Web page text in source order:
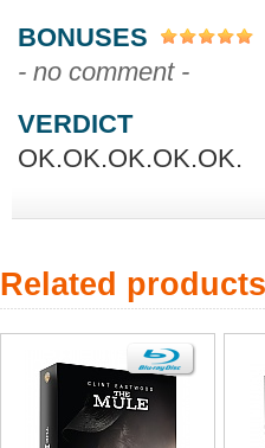
BONUSES
- no comment -
VERDICT
OK.OK.OK.OK.OK.
Related products